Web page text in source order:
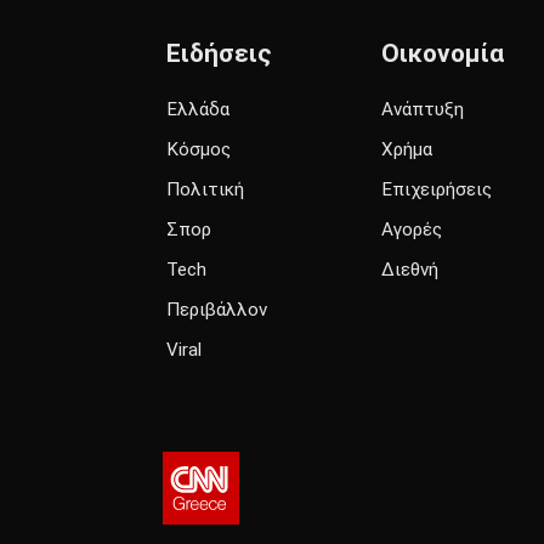
Ειδήσεις
Ελλάδα
Κόσμος
Πολιτική
Σπορ
Tech
Περιβάλλον
Viral
Οικονομία
Ανάπτυξη
Χρήμα
Επιχειρήσεις
Αγορές
Διεθνή